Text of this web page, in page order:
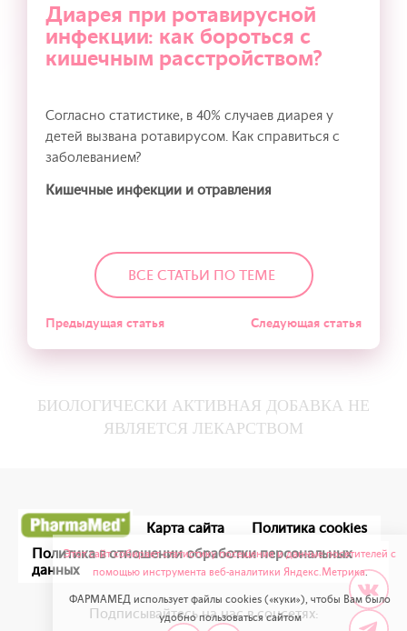
Диарея при ротавирусной
инфекции: как бороться с
кишечным расстройством?
Согласно статистике, в 40% случаев диарея у
детей вызвана ротавирусом. Как справиться с
заболеванием?
Кишечные инфекции и отравления
ВСЕ СТАТЬИ ПО ТЕМЕ
Предыдущая статья Следующая статья
БИОЛОГИЧЕСКИ АКТИВНАЯ ДОБАВКА НЕ
ЯВЛЯЕТСЯ ЛЕКАРСТВОМ
Карта сайта
Политика cookies
Политика в отношении обработки персональных
данных
Подписывайтесь на нас в соцсетях:
Этот сайт собирает статистику посещения и данные посетителей с
помощью инструмента веб-аналитики Яндекс.Метрика.
ФАРМАМЕД использует файлы cookies («куки»), чтобы Вам было
удобно пользоваться сайтом